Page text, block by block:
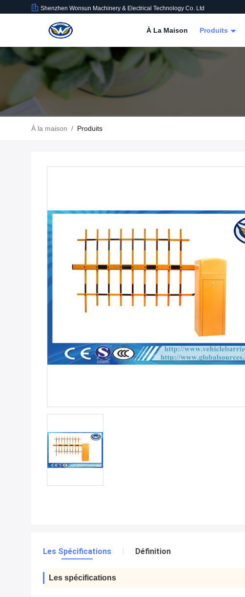
Shenzhen Wonsun Machinery & Electrical Technology Co. Ltd
À La Maison Produits
À la maison / Produits
Les Spécifications Définition
Les spécifications